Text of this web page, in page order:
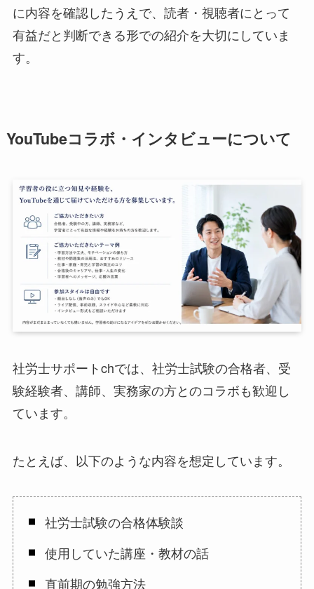
に内容を確認したうえで、読者・視聴者にとって
有益だと判断できる形での紹介を大切にしていま
す。
YouTubeコラボ・インタビューについて
社労士サポートchでは、社労士試験の合格者、受
験経験者、講師、実務家の方とのコラボも歓迎し
ています。
たとえば、以下のような内容を想定しています。
社労士試験の合格体験談
使用していた講座・教材の話
直前期の勉強方法